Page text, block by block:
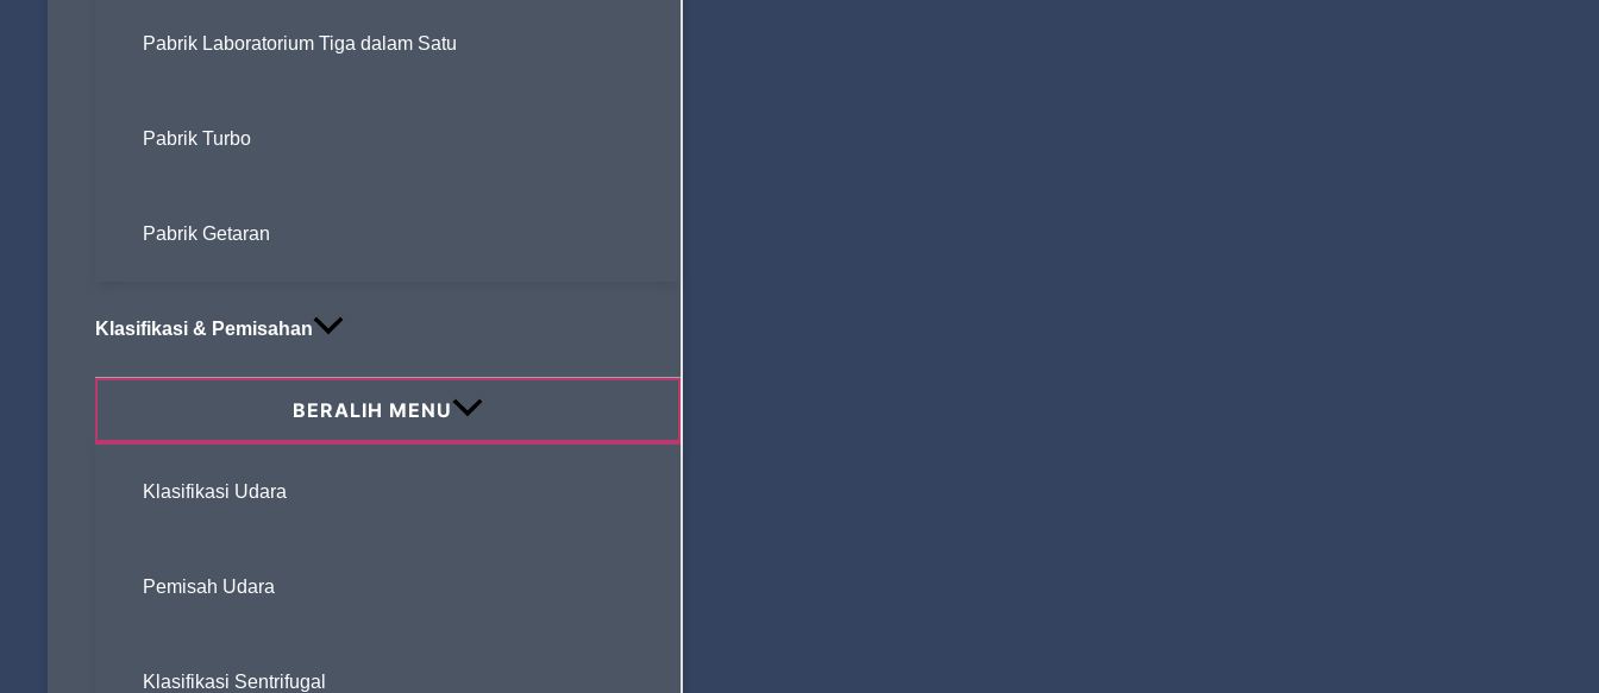
Pabrik Laboratorium Tiga dalam Satu
Pabrik Turbo
Pabrik Getaran
Klasifikasi & Pemisahan
BERALIH MENU
Klasifikasi Udara
Pemisah Udara
Klasifikasi Sentrifugal